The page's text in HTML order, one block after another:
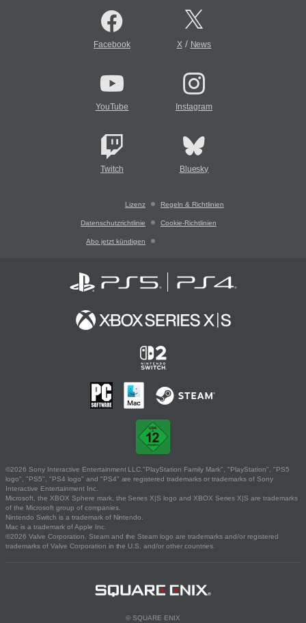
Facebook X/ News
YouTube Instagram
Twitch Bluesky
Lizenz Regeln & Richtlinien
Datenschutzrichtlinie Cookie-Richtlinien
Abo jetzt kündigen
©2026 Sony Interactive Entertainment LLC."PlayStation Family Mark", "PlayStation", "PS5
logo", "PS5", "PS4 logo" and "PS4" are registered trademarks or trademarks of Sony
Interactive Entertainment Inc.
Microsoft, the XBOX Sphere mark, the Series X|S logo and XBOX Series X|S are trademarks
of the Microsoft group of companies.
Nintendo Switch is a trademark of Nintendo.
Mac is a trademark of Apple Inc.
©2026 Valve Corporation. Steam and the Steam logo are trademarks and/or registered
trademarks of Valve Corporation in the U.S. and/or other countries.
© SQUARE ENIX